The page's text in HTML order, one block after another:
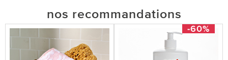
nos recommandations
-60%